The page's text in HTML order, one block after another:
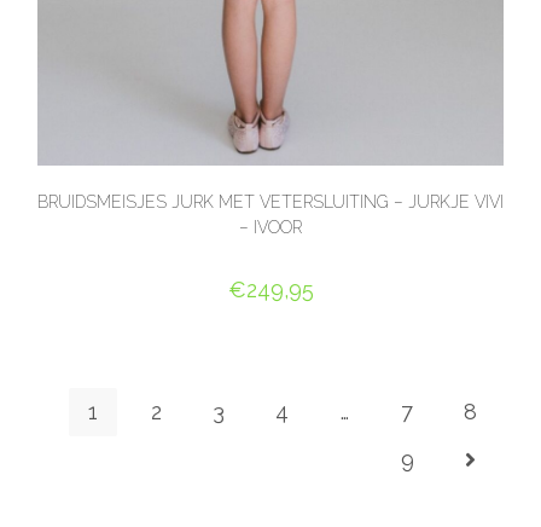
BRUIDSMEISJES JURK MET VETERSLUITING – JURKJE VIVI
– IVOOR
€249,95
1 2 3 4 … 7
8
9